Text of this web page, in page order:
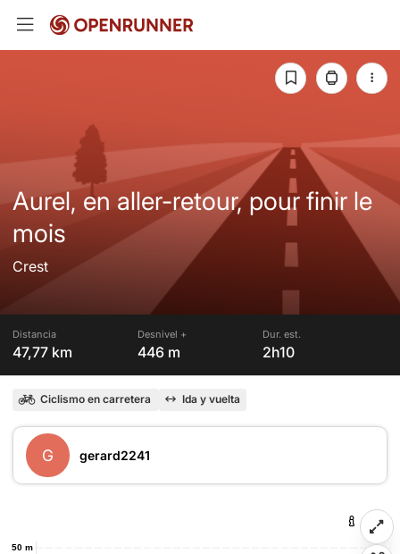
Aurel, en aller-retour, pour finir le
mois
Crest
Distancia
47,77 km
Desnivel +
446 m
Dur. est.
2h10
Ciclismo en carretera Ida y vuelta
G gerard2241
50 m